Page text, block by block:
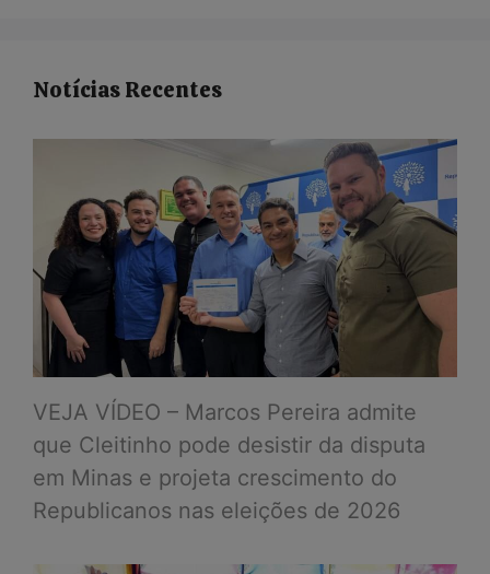
Notícias Recentes
VEJA VÍDEO – Marcos Pereira admite
que Cleitinho pode desistir da disputa
em Minas e projeta crescimento do
Republicanos nas eleições de 2026